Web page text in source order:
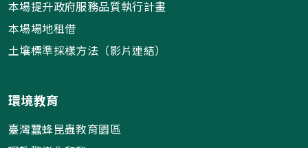
本場提升政府服務品質執行計畫
本場場地租借
土壤標準採樣方法（影片連結）
環境教育
臺灣蠶蜂昆蟲教育園區